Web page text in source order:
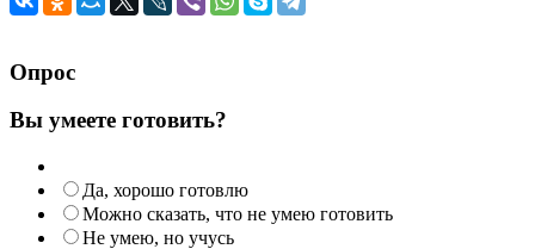
Опрос
Вы умеете готовить?
Да, хорошо готовлю
Можно сказать, что не умею готовить
Не умею, но учусь